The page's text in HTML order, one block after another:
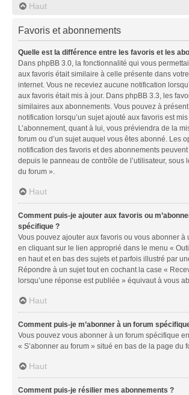
Haut
Favoris et abonnements
Quelle est la différence entre les favoris et les
Dans phpBB 3.0, la fonctionnalité qui vous
aux favoris était similaire à celle présente dans
internet. Vous ne receviez aucune notification
aux favoris était mis à jour. Dans phpBB 3.3, les
similaires aux abonnements. Vous pouvez à
notification lorsqu’un sujet ajouté aux favoris est mis
L’abonnement, quant à lui, vous préviendra de la
forum ou d’un sujet auquel vous êtes abonné. Les
notification des favoris et des abonnements
depuis le panneau de contrôle de l’utilisateur, sous
du forum ».
Haut
Comment puis-je ajouter aux favoris ou
spécifique ?
Vous pouvez ajouter aux favoris ou vous abonner à
en cliquant sur le lien approprié dans le menu «
en haut et en bas des sujets et parfois illustré par
Répondre à un sujet tout en cochant la case «
lorsqu’une réponse est publiée » équivaut à vous
Haut
Comment puis-je m’abonner à un forum
Vous pouvez vous abonner à un forum spécifique
« S’abonner au forum » situé en bas de la page du
Haut
Comment puis-je résilier mes abonnements ?